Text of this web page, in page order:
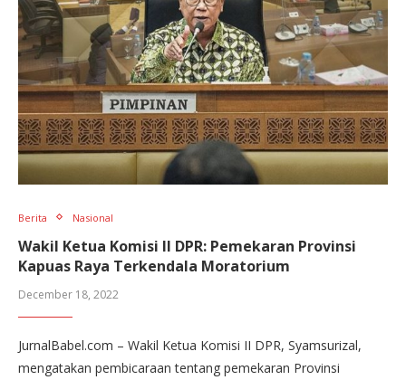
Berita Nasional
Wakil Ketua Komisi II DPR: Pemekaran Provinsi
Kapuas Raya Terkendala Moratorium
December 18, 2022
JurnalBabel.com – Wakil Ketua Komisi II DPR, Syamsurizal,
mengatakan pembicaraan tentang pemekaran Provinsi